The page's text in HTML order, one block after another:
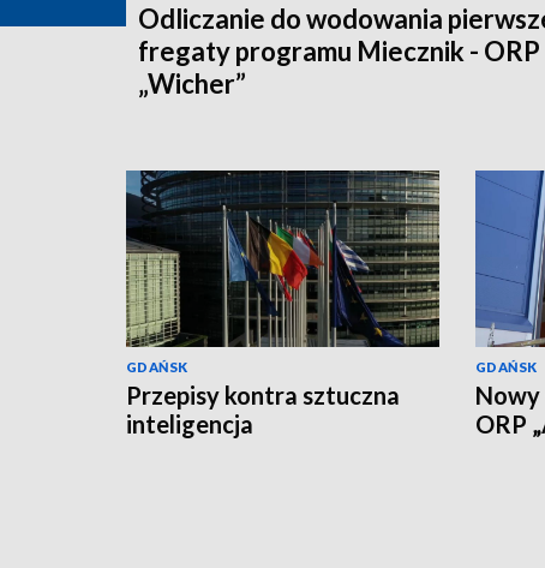
Odliczanie do wodowania
fregaty programu Miecznik - ORP
„Wicher”
GDAŃSK
Przepisy kontra sztuczna
inteligencja
GDAŃSK
Nowy
ORP